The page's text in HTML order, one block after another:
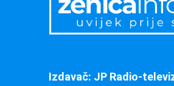
Izdavač: JP Radio-